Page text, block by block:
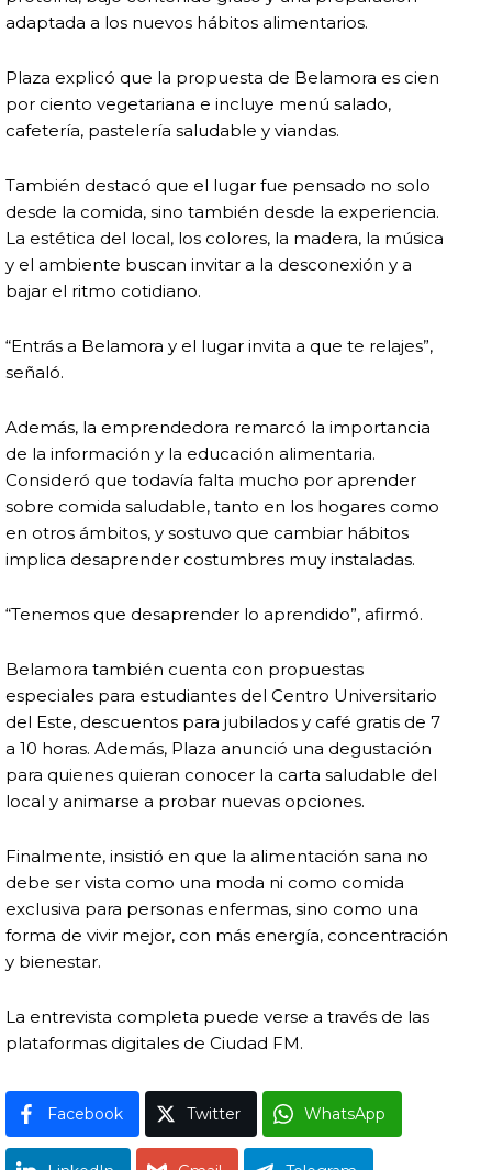
adaptada a los nuevos hábitos alimentarios.
Plaza explicó que la propuesta de Belamora es cien
por ciento vegetariana e incluye menú salado,
cafetería, pastelería saludable y viandas.
También destacó que el lugar fue pensado no solo
desde la comida, sino también desde la experiencia.
La estética del local, los colores, la madera, la música
y el ambiente buscan invitar a la desconexión y a
bajar el ritmo cotidiano.
“Entrás a Belamora y el lugar invita a que te relajes”,
señaló.
Además, la emprendedora remarcó la importancia
de la información y la educación alimentaria.
Consideró que todavía falta mucho por aprender
sobre comida saludable, tanto en los hogares como
en otros ámbitos, y sostuvo que cambiar hábitos
implica desaprender costumbres muy instaladas.
“Tenemos que desaprender lo aprendido”, afirmó.
Belamora también cuenta con propuestas
especiales para estudiantes del Centro Universitario
del Este, descuentos para jubilados y café gratis de 7
a 10 horas. Además, Plaza anunció una degustación
para quienes quieran conocer la carta saludable del
local y animarse a probar nuevas opciones.
Finalmente, insistió en que la alimentación sana no
debe ser vista como una moda ni como comida
exclusiva para personas enfermas, sino como una
forma de vivir mejor, con más energía, concentración
y bienestar.
La entrevista completa puede verse a través de las
plataformas digitales de Ciudad FM.
Facebook Twitter WhatsApp